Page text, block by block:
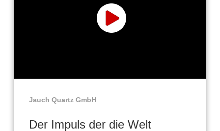
Jauch Quartz GmbH
Der Impuls der die Welt